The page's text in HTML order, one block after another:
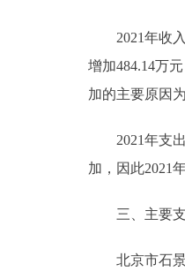
2021年收入
增加484.14万
加的主要原因
2021年支出
加，因此2021
三、主要支
北京市石景